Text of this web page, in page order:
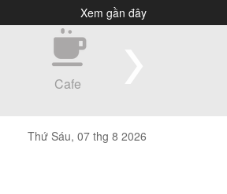
Xem gần đây
Cafe
Thứ Sáu, 07 thg 8 2026